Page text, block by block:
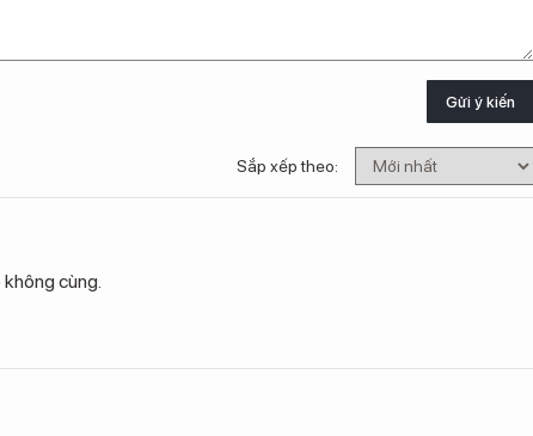
Gửi ý kiến
Sắp xếp theo:
không cùng.